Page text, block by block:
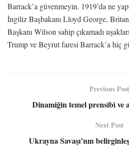
Barrack’a güvenmeyin. 1919’da ne
İngiliz Başbakanı Lloyd George,
Başkanı Wilson sahip çıkamadı
Trump ve Beyrut faresi Barrack’a hiç
Previous Post
Dinamiğin temel prensibi ve
Next Post
Ukrayna Savaşı’nın